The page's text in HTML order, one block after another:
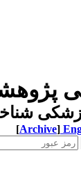
[Archive]